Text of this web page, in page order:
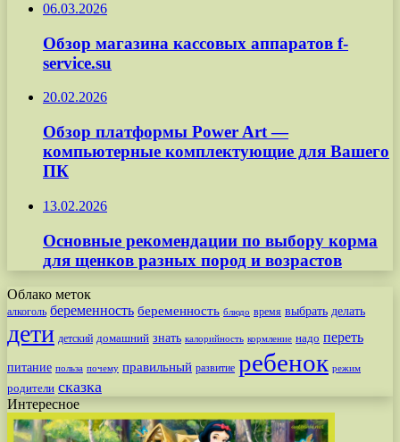
06.03.2026
Обзор магазина кассовых аппаратов f-
service.su
20.02.2026
Обзор платформы Power Art —
компьютерные комплектующие для Вашего
ПК
13.02.2026
Основные рекомендации по выбору корма
для щенков разных пород и возрастов
Облако меток
алкоголь беременность беременность блюдо время выбрать делать
дети детский домашний знать калорийность кормление надо переть
питание польза почему правильный развитие ребенок режим
родители сказка
Интересное